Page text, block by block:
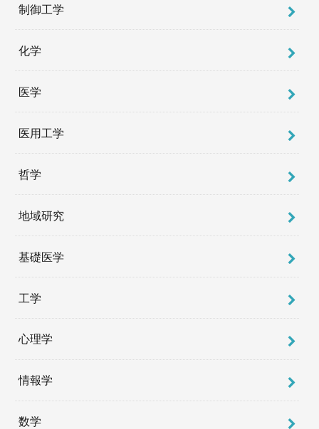
制御工学
化学
医学
医用工学
哲学
地域研究
基礎医学
工学
心理学
情報学
数学